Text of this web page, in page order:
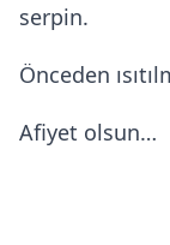
serpin.
Önceden
Afiyet olsun…